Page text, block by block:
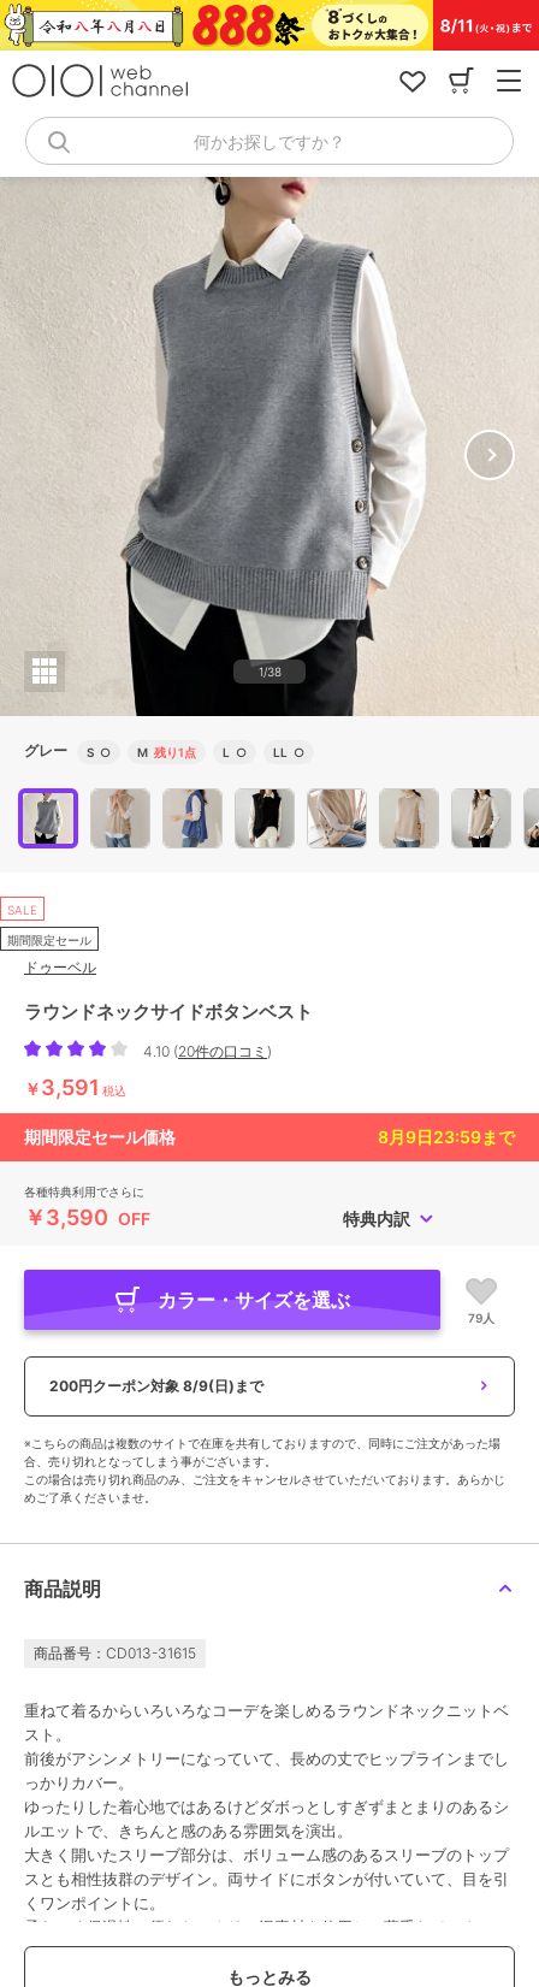
コ
ン
キ
何かお探しですか？
1/38
グレー S ○ M 残り1点 L ○ LL ○
SALE
期間限定セール
ドゥーベル
ラウンドネックサイドボタンベスト
4.10 (20件の口コミ )
￥3,591 税込
期間限定セール価格 8月9日23:59まで
各種特典利用でさらに
￥3,590 OFF 特典内訳
カラー・サイズを選ぶ
79人
200円クーポン対象 8/9(日)まで
※こちらの商品は複数のサイトで在庫を共有しておりますので、同時にご注文があった場
合、売り切れとなってしまう事がございます。
この場合は売り切れ商品のみ、ご注文をキャンセルさせていただいております。あらかじ
めご了承くださいませ。
商品説明
商品番号：CD013-31615
重ねて着るからいろいろなコーデを楽しめるラウンドネックニットベ
スト。
前後がアシンメトリーになっていて、長めの丈でヒップラインまでし
っかりカバー。
ゆったりした着心地ではあるけどダボっとしすぎずまとまりのあるシ
ルエットで、きちんと感のある雰囲気を演出。
大きく開いたスリーブ部分は、ボリューム感のあるスリーブのトップ
スとも相性抜群のデザイン。両サイドにボタンが付いていて、目を引
くワンポイントに。
柔らかく保温性に優れたアクリル混素材を使用し、薄手なインナーと
合わせてもしっかり暖かく着られます。
裾などのディテールにはリブ素材を使用し、上品な印象に。